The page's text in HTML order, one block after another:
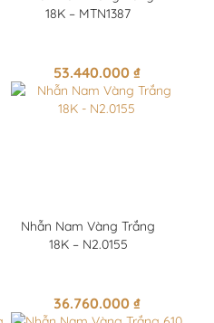
18K – MTN1387
53.440.000 ₫
Nhẫn Nam Vàng Trắng
18K – N2.0155
36.760.000 ₫